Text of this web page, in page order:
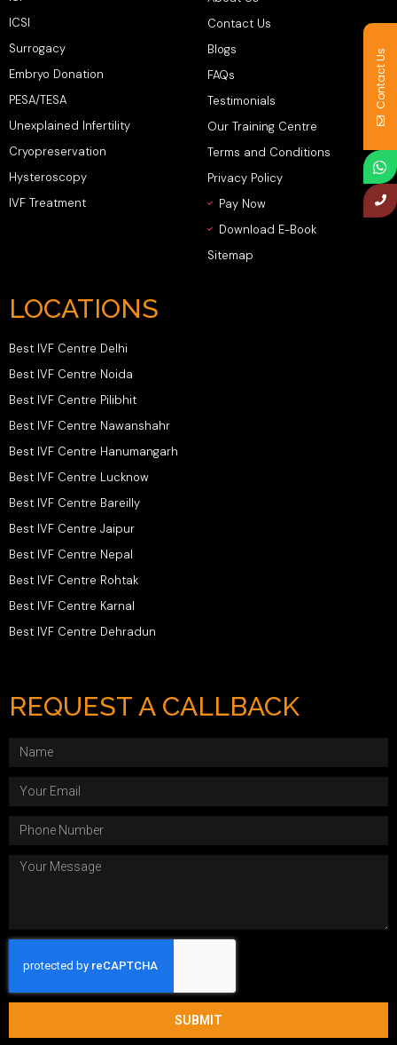
ICSI
Surrogacy
Embryo Donation
PESA/TESA
Unexplained Infertility
Cryopreservation
Hysteroscopy
IVF Treatment
Contact Us
Blogs
FAQs
Testimonials
Our Training Centre
Terms and Conditions
Privacy Policy
Pay Now
Download E-Book
Sitemap
LOCATIONS
Best IVF Centre Delhi
Best IVF Centre Noida
Best IVF Centre Pilibhit
Best IVF Centre Nawanshahr
Best IVF Centre Hanumangarh
Best IVF Centre Lucknow
Best IVF Centre Bareilly
Best IVF Centre Jaipur
Best IVF Centre Nepal
Best IVF Centre Rohtak
Best IVF Centre Karnal
Best IVF Centre Dehradun
REQUEST A CALLBACK
SUBMIT
Contact Us